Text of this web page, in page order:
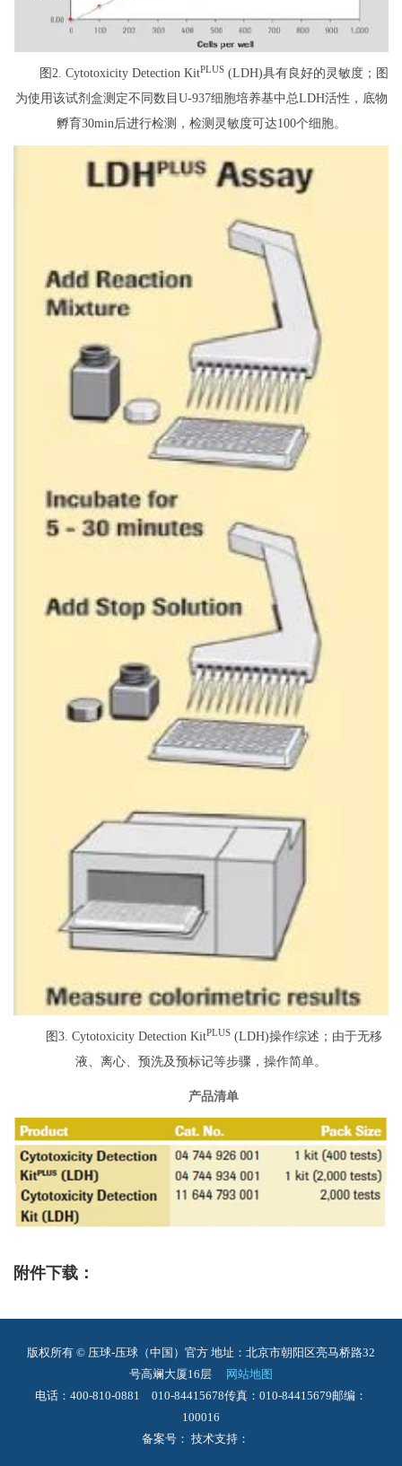
图2. Cytotoxicity Detection KitPLUS(LDH)具有良好的灵敏度；图
为使用该试剂盒测定不同数目U-937细胞培养基中总LDH活性，底物
孵育30min后进行检测，检测灵敏度可达100个细胞。
图3. Cytotoxicity Detection KitPLUS(LDH)操作综述；由于无移
液、离心、预洗及预标记等步骤，操作简单。
产品清单
附件下载：
版权所有 © 压球-压球（中国）官方 地址：北京市朝阳区亮马桥路32
号高斓大厦16层
网站地图
电话：400-810-0881 010-84415678传真：010-84415679邮编：
100016
备案号： 技术支持：